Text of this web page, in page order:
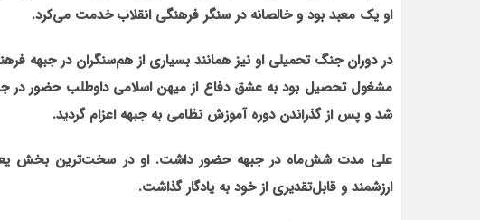
او یک معبد بود و خالصانه در سنگر فرهنگی انقلاب خدمت می‌کرد.
در دوران جنگ تحمیلی او نیز همانند بسیاری از هم‌سنگران در جبهه
مشغول تحصیل بود به عشق دفاع از میهن اسلامی داوطلب حضور در
شد و پس از گذراندن دوره آموزش نظامی به جبهه اعزام گردید.
علی مدت شش‌ماه در جبهه حضور داشت. او در سخت‌ترین بخش
ارزشمند و قابل‌تقدیری از خود به یادگار گذاشت.